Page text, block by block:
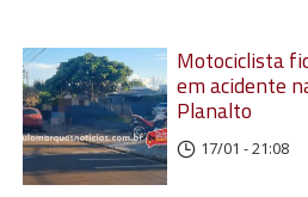
Motociclista
em acidente
Planalto
17/01 - 21:08